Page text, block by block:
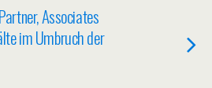
Associates
im Umbruch der